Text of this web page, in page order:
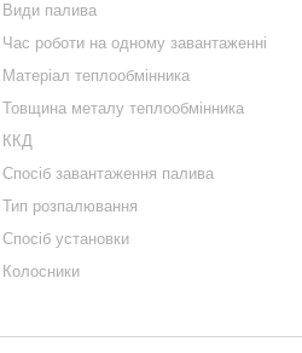
Види палива
Час роботи на одному завантаженні
Матеріал теплообмінника
Товщина металу теплообмінника
ККД
Спосіб завантаження палива
Тип розпалювання
Спосіб установки
Колосники